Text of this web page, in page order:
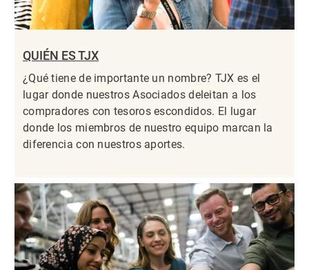
QUIÉN ES TJX
¿Qué tiene de importante un nombre? TJX es el
lugar donde nuestros Asociados deleitan a los
compradores con tesoros escondidos. El lugar
donde los miembros de nuestro equipo marcan la
diferencia con nuestros aportes.